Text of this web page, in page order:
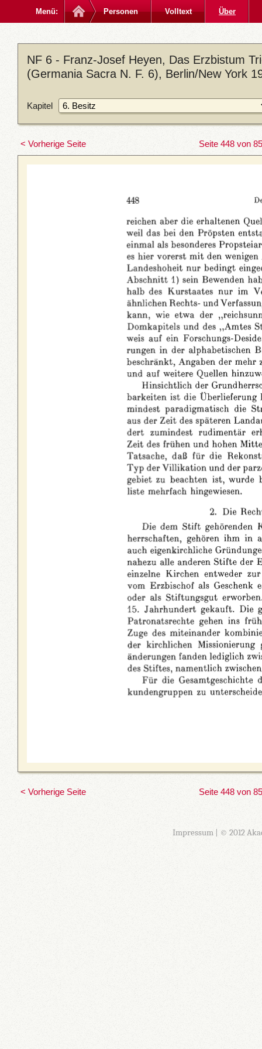
Menü: Personen Volltext Über
NF 6 - Franz-Josef Heyen, Das Erzbistum
(Germania Sacra N. F. 6), Berlin/New York
Kapitel
< Vorherige Seite Seite 448 von
< Vorherige Seite Seite 448 von
Impressum| © 2012